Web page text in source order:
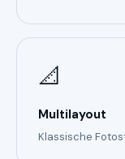
📐
Multilayout
Klassische